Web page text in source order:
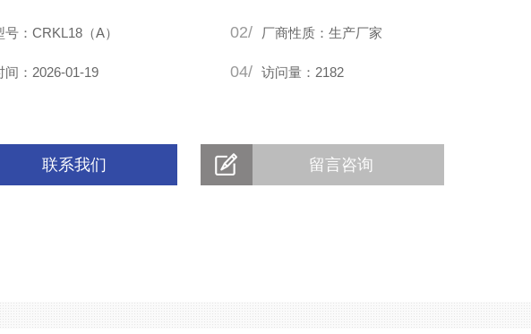
号：CRKL18（A） 02/ 厂商性质：生产厂家
间：2026-01-19 04/ 访问量：2182
联系我们 留言咨询